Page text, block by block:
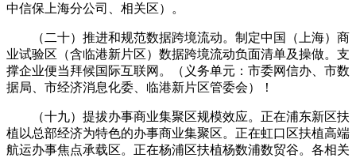
中信保上海分公司、相关区）。
（二十）推进和规范数据跨境流动。制定中国（上海）商
业试验区（含临港新片区）数据跨境流动负面清单及操做。支
撑企业便当拜候国际互联网。（义务单元：市委网信办、市数
据局、市经济消息化委、临港新片区管委会）！
（十九）提拔办事商业集聚区规模效应。正在浦东新区扶
植以总部经济为特色的办事商业集聚区。正在虹口区扶植高端
航运办事焦点承载区。正在杨浦区扶植杨数浦数贸谷。各相关